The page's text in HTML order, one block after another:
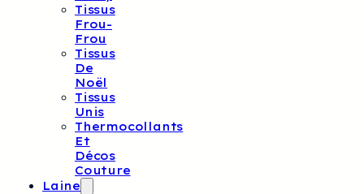
Tissus
Frou-
Frou
Tissus
De
Noël
Tissus
Unis
Thermocollants
Et
Décos
Couture
Laine